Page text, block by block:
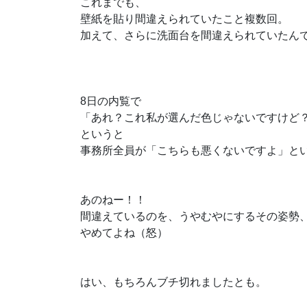
壁紙を貼り間違えられていたこと複数回。
加えて、さらに洗面台を間違えられていたん
8日の内覧で
「あれ？これ私が選んだ色じゃないですけど
というと
事務所全員が「こちらも悪くないですよ」と
あのねー！！
間違えているのを、うやむやにするその姿勢、
やめてよね（怒）
はい、もちろんブチ切れましたとも。